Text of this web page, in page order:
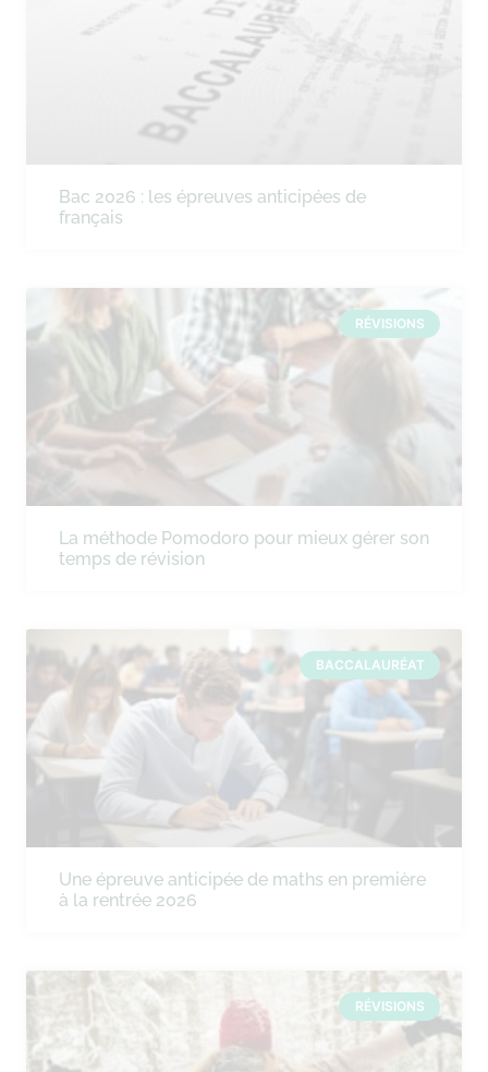
Bac 2026 : les épreuves anticipées de
français
RÉVISIONS
La méthode Pomodoro pour mieux gérer son
temps de révision
BACCALAURÉAT
Une épreuve anticipée de maths en première
à la rentrée 2026
RÉVISIONS